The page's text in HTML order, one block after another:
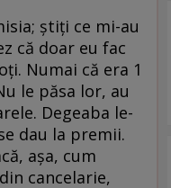
știți ce mi-au
că doar eu fac
Numai că era 1
le păsa lor, au
Degeaba le-
dau la premii.
așa, cum
cancelarie,